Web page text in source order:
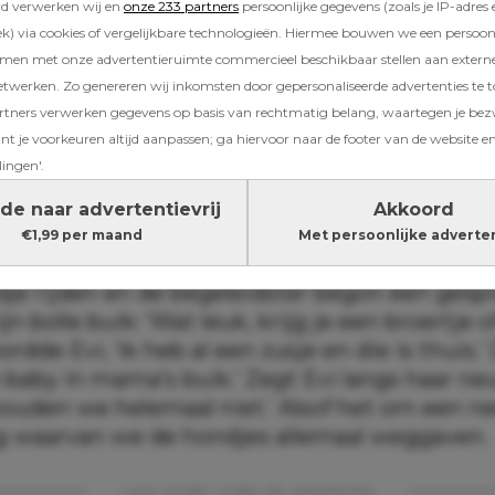
verwerken wij en onze 233 partners persoonlijke gegevens (zoals je IP-adres
via cookies of vergelijkbare technologieën. Hiermee bouwen we een
met onze advertentieruimte commercieel beschikbaar stellen aan
Zo genereren wij inkomsten door gepersonaliseerde advertenties te
verwerken gegevens op basis van rechtmatig belang, waartegen je
je voorkeuren altijd aanpassen; ga hiervoor naar de footer van de website
naar advertentievrij
€1,99 per maand
Akkoord
Met persoonlijke
was ik
hoogzwanger van Tom. Dit was
ik droeg de baby
met de wensvaders huurden we nog
vakantiepark.
houden we niet
namen Evi en ik een kijkje bij de
rijden en de begeleidster begon een
bolle buik: ‘Wat leuk, krijg je een broertje of
Evi, ‘ik heb al een zusje en die is thuis.’
in mama’s buik.’ Zegt Evi langs haar
we helemaal niet.’ Alsof het om een
waarvan we de hondjes allemaal weggaven.